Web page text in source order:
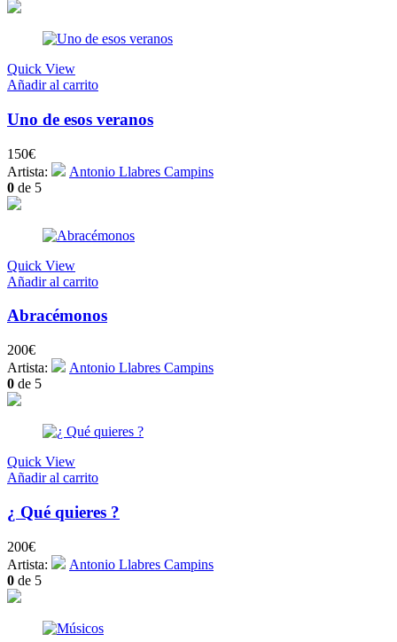
Quick View
Añadir al carrito
Uno de esos veranos
150€
Artista:
Antonio Llabres Campins
0 de 5
Quick View
Añadir al carrito
Abracémonos
200€
Artista:
Antonio Llabres Campins
0 de 5
Quick View
Añadir al carrito
¿ Qué quieres ?
200€
Artista:
Antonio Llabres Campins
0 de 5